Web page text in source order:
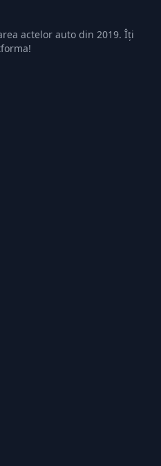
actelor auto din 2019. Îți